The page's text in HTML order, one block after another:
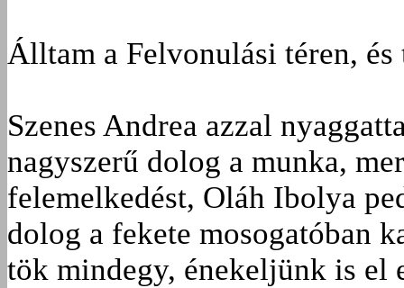
Álltam a Felvonulási téren,
Szenes Andrea azzal
nagyszerű dolog a munka,
felemelkedést, Oláh Ibolya
dolog a fekete mosogatóban
tök mindegy, énekeljünk is el